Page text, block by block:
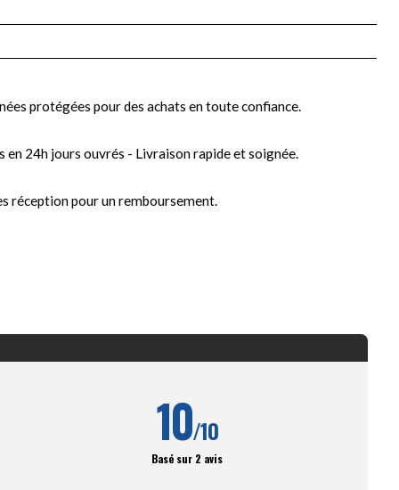
protégées pour des achats en toute confiance.
en 24h jours ouvrés - Livraison rapide et soignée.
réception pour un remboursement.
10/10
Basé sur 2 avis